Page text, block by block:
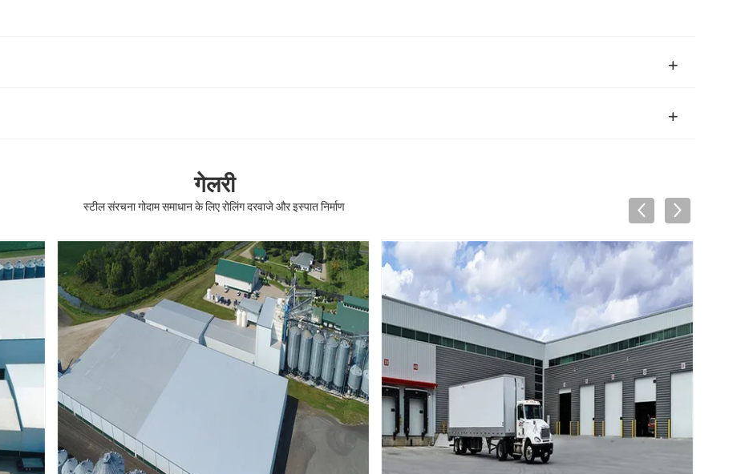
गेलरी
स्टील संरचना गोदाम समाधान के लिए रोलिंग दरवाजे और इस्पात निर्माण